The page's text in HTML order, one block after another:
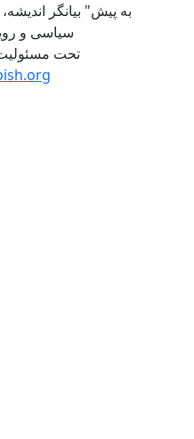
سیاسی و
تحت